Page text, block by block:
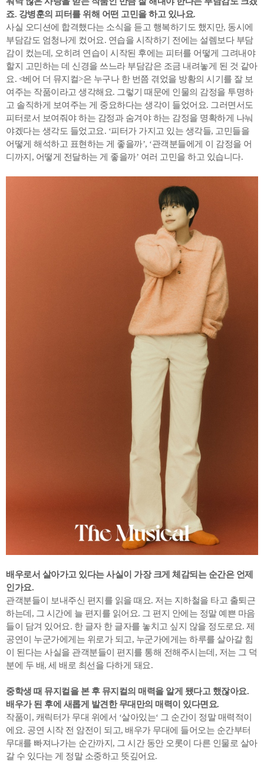
죠. 강병훈의 피터를 위해 어떤 고민을 하고 있나요.
사실 오디션에 합격했다는 소식을 듣고 행복하기도 했지만, 동시에
부담감도 엄청나게 컸어요. 연습을 시작하기 전에는 설렘보다 부담
감이 컸는데, 오히려 연습이 시작된 후에는 피터를 어떻게 그려내야
할지 고민하는 데 신경을 쓰느라 부담감은 조금 내려놓게 된 것 같아
요. <베어 더 뮤지컬>은 누구나 한 번쯤 겪었을 방황의 시기를 잘 보
여주는 작품이라고 생각해요. 그렇기 때문에 인물의 감정을 투명하
고 솔직하게 보여주는 게 중요하다는 생각이 들었어요. 그러면서도
피터로서 보여줘야 하는 감정과 숨겨야 하는 감정을 명확하게 나눠
야겠다는 생각도 들었고요. ‘피터가 가지고 있는 생각들, 고민들을
어떻게 해석하고 표현하는 게 좋을까’, ‘관객분들에게 이 감정을 어
디까지, 어떻게 전달하는 게 좋을까’ 여러 고민을 하고 있습니다.
배우로서 살아가고 있다는 사실이 가장 크게 체감되는 순간은 언제
인가요.
관객분들이 보내주신 편지를 읽을 때요. 저는 지하철을 타고 출퇴근
하는데, 그 시간에 늘 편지를 읽어요. 그 편지 안에는 정말 예쁜 마음
들이 담겨 있어요. 한 글자 한 글자를 놓치고 싶지 않을 정도로요. 제
공연이 누군가에게는 위로가 되고, 누군가에게는 하루를 살아갈 힘
이 된다는 사실을 관객분들이 편지를 통해 전해주시는데, 저는 그 덕
분에 두 배, 세 배로 최선을 다하게 돼요.
중학생 때 뮤지컬을 본 후 뮤지컬의 매력을 알게 됐다고 했잖아요.
배우가 된 후에 새롭게 발견한 무대만의 매력이 있다면요.
작품이, 캐릭터가 무대 위에서 ‘살아있는‘ 그 순간이 정말 매력적이
에요. 공연 시작 전 암전이 되고, 배우가 무대에 들어오는 순간부터
무대를 빠져나가는 순간까지, 그 시간 동안 오롯이 다른 인물로 살아
갈 수 있다는 게 정말 소중하고 뜻깊어요.